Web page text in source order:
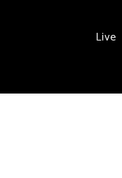
Live